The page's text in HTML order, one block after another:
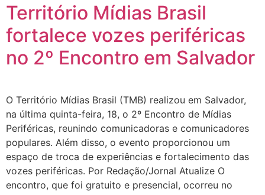
Território Mídias Brasil
fortalece vozes periféricas
no 2º Encontro em Salvador
O Território Mídias Brasil (TMB) realizou em Salvador,
na última quinta-feira, 18, o 2º Encontro de Mídias
Periféricas, reunindo comunicadoras e comunicadores
populares. Além disso, o evento proporcionou um
espaço de troca de experiências e fortalecimento das
vozes periféricas. Por Redação/Jornal Atualize O
encontro, que foi gratuito e presencial, ocorreu no